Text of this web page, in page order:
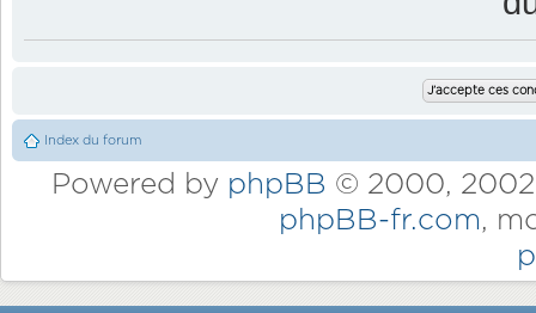
Index du forum
Powered by phpBB © 2000,
phpBB-fr.com,